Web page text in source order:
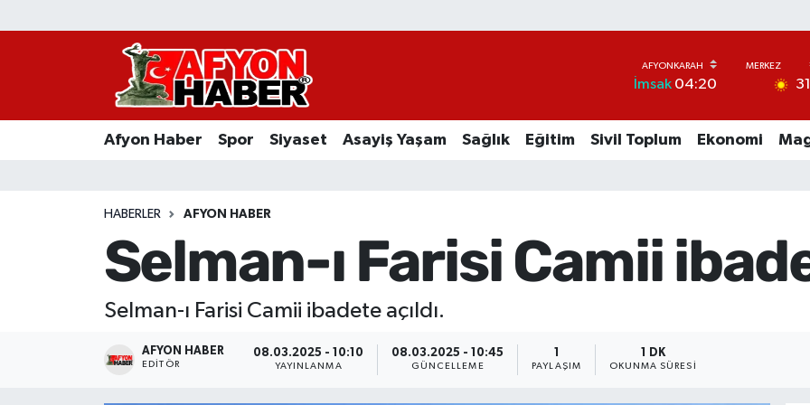
İmsak04:20 31
Afyon Haber Spor Siyaset Asayiş Yaşam Sağlık Eğitim Sivil Toplum Ekonomi
HABERLER AFYON HABER
Selman-ı Farisi Camii
Selman-ı Farisi Camii ibadete açıldı.
AFYON HABER
EDITÖR
08.03.2025 - 10:10
YAYINLANMA
08.03.2025 - 10:45
GÜNCELLEME PAYLAŞIM
1 DK
OKUNMA SÜRESI
Afyon Haber
Asayiş Yaşam